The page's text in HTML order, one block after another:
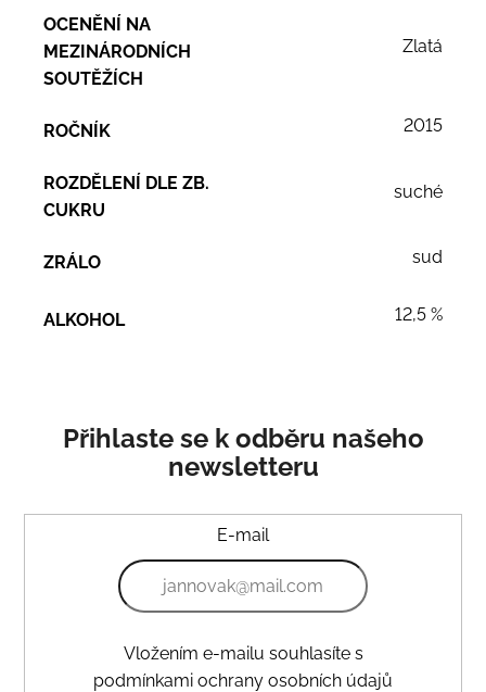
OCENĚNÍ NA
MEZINÁRODNÍCH
SOUTĚŽÍCH
Zlatá
ROČNÍK 2015
ROZDĚLENÍ DLE ZB.
CUKRU
suché
ZRÁLO sud
ALKOHOL 12,5 %
Přihlaste se k odběru našeho
newsletteru
E-mail
podmínkami ochrany osobních údajů